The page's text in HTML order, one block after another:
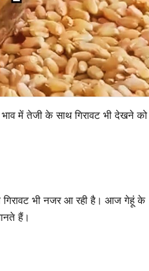
में तेजी के साथ गिरावट भी देखने को
भी नजर आ रही है। आज गेहूं के
हैं।